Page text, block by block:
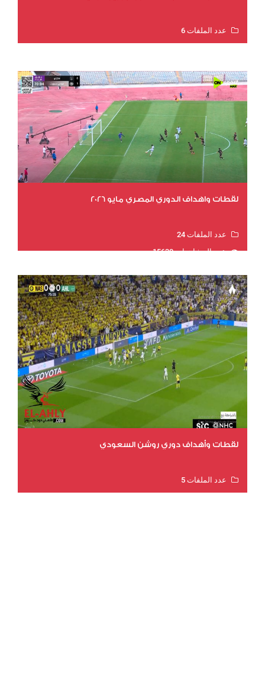
عدد الملفات 6
لقطات واهداف الدوري المصري مايو 2026
عدد الملفات 24
عدد المشاهدات 15630
لقطات وأهداف دوري روشن السعودي
عدد الملفات 5